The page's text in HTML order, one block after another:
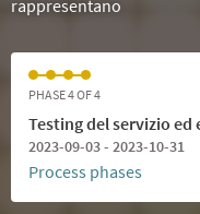
rappresentano
PHASE 4 OF 4
Testing del servizio ed
2023-09-03 - 2023-10-31
Process phases